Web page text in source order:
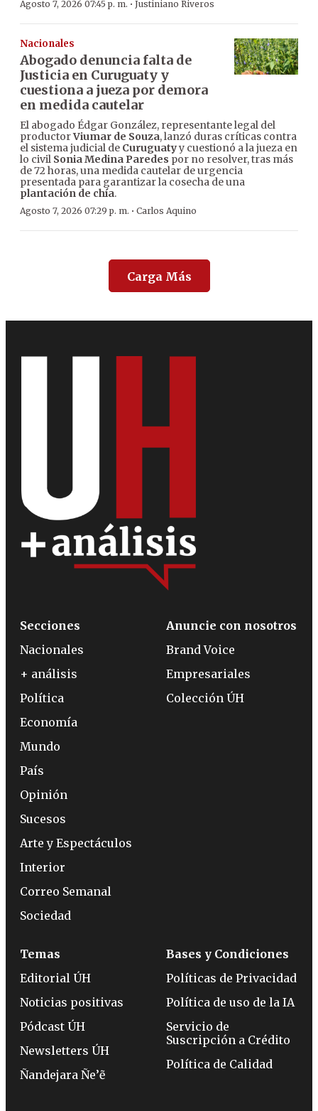
Agosto 7, 2026 07:45 p. m. · Justiniano Riveros
Nacionales
Abogado denuncia falta de
Justicia en Curuguaty y
cuestiona a jueza por demora
en medida cautelar
El abogado Édgar González, representante legal del
productorViumar de Souza, lanzó duras críticas contra
el sistema judicial de Curuguatyy cuestionó a la jueza en
lo civil Sonia Medina Paredes por no resolver, tras más
de 72 horas, una medida cautelar de urgencia
presentada para garantizar la cosecha de una
plantación de chía.
Agosto 7, 2026 07:29 p. m. · Carlos Aquino
Carga Más
Secciones
Nacionales
+ análisis
Política
Economía
Mundo
País
Opinión
Sucesos
Arte y Espectáculos
Interior
Correo Semanal
Sociedad
Anuncie con nosotros
Brand Voice
Empresariales
Colección ÚH
Temas
Editorial ÚH
Noticias positivas
Pódcast ÚH
Newsletters ÚH
Ñandejara Ñe’ẽ
Bases y Condiciones
Políticas de Privacidad
Política de uso de la IA
Servicio de
Suscripción a Crédito
Política de Calidad